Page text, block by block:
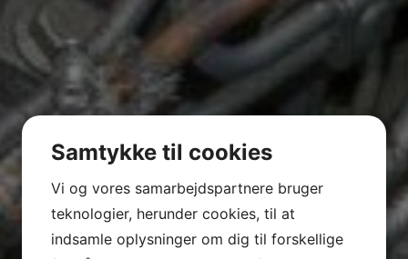
Samtykke til cookies
Vi og vores samarbejdspartnere bruger
teknologier, herunder cookies, til at
indsamle oplysninger om dig til forskellige